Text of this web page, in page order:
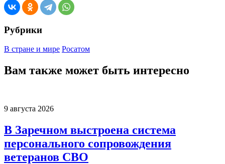
Рубрики
В стране и мире Росатом
Вам также может быть интересно
9 августа 2026
В Заречном выстроена система
персонального сопровождения
ветеранов СВО